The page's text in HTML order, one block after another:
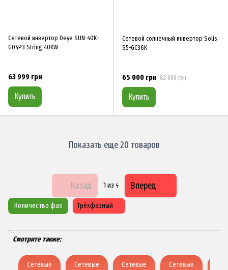
Сетевой инвертор Deye SUN-40K-
G04P3 String 40KW
63 999 грн
Купить
Сетевой солнечный инвертор Solis
S5-GC36K
65 000 грн 82 000 грн
Купить
Показать еще 20 товаров
Назад 1 из 4 Вперед
Смотрите также:
Сетевые
Сетевые
Сетевые
Сетевые
Количество фаз Трёхфазный